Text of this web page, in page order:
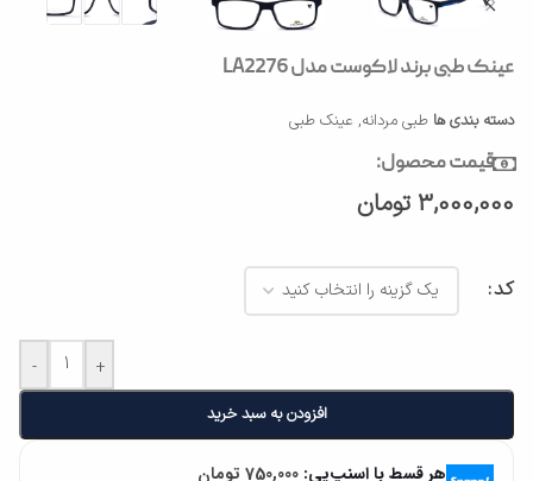
عینک طبی برند لاکوست مدل LA2276
دسته بندی ها طبی مردانه, عینک طبی
قیمت محصول:
3,000,000 تومان
کد
- +
افزودن به سبد خرید
هر قسط با اسنپ‌پی: 750,000 تومان